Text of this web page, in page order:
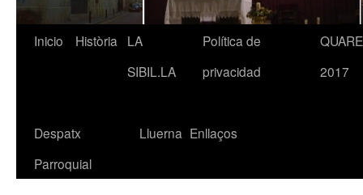
Inicio Història
LA
SIBIL.LA
Política de
privacidad
2017
Despatx
Parroquial
Lluerna Enllaços